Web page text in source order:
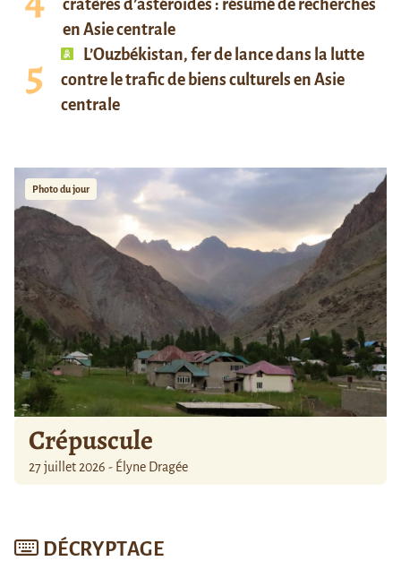
cratères d’astéroïdes : résumé de recherches
en Asie centrale
L’Ouzbékistan, fer de lance dans la lutte
contre le trafic de biens culturels en Asie
centrale
Photo du jour
Crépuscule
27 juillet 2026 - Élyne Dragée
DÉCRYPTAGE